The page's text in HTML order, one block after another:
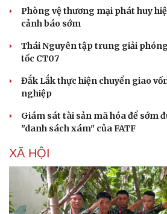
Kể
Phòng vệ thương mại phát huy
cảnh báo sớm
Thái Nguyên tập trung giải
tốc CT07
Đắk Lắk thực hiện chuyển giao
nghiệp
Giám sát tài sản mã hóa để sớm
"danh sách xám" của FATF
XÃ HỘI